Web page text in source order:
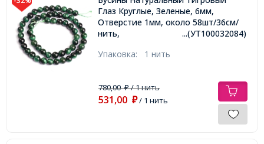
Глаз Круглые, Зеленые, 6мм,
Отверстие 1мм, около 58шт/36см/
нить,
...(УТ100032084)
Упаковка: 1 нить
780,00₽/ 1 нить
531,00 ₽/ 1 нить